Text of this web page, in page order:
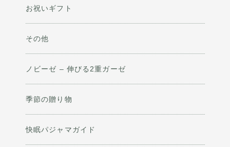
お祝いギフト
その他
ノビーゼ – 伸びる2重ガーゼ
季節の贈り物
快眠パジャマガイド